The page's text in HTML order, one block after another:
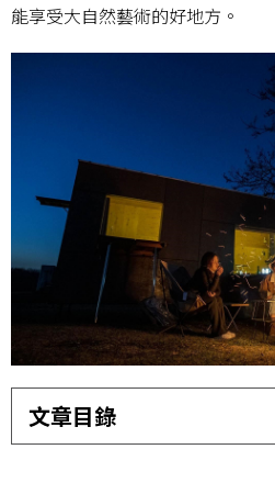
能享受大自然藝術的好地方。
文章目錄